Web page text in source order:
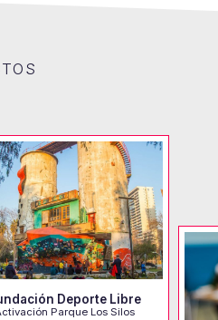
Deporte Libre
Parque Los Silos